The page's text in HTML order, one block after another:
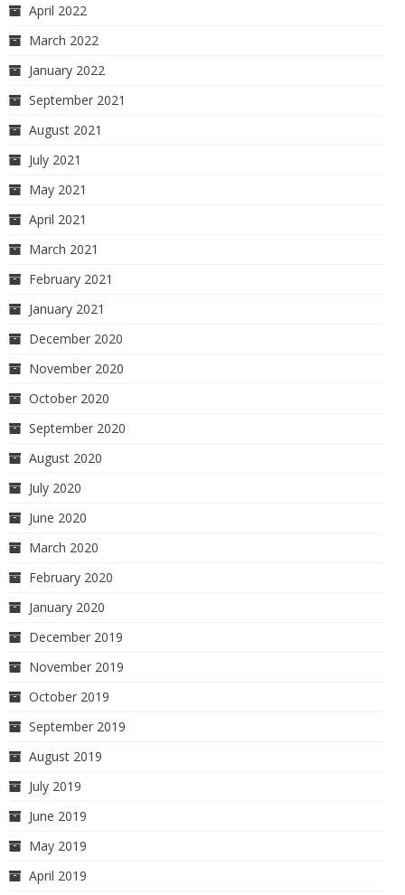
April 2022
March 2022
January 2022
September 2021
August 2021
July 2021
May 2021
April 2021
March 2021
February 2021
January 2021
December 2020
November 2020
October 2020
September 2020
August 2020
July 2020
June 2020
March 2020
February 2020
January 2020
December 2019
November 2019
October 2019
September 2019
August 2019
July 2019
June 2019
May 2019
April 2019